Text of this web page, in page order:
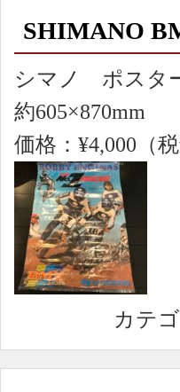
SHIMANO
シマノ ポスタ
約605×870mm
価格：¥4,000（税
カテ